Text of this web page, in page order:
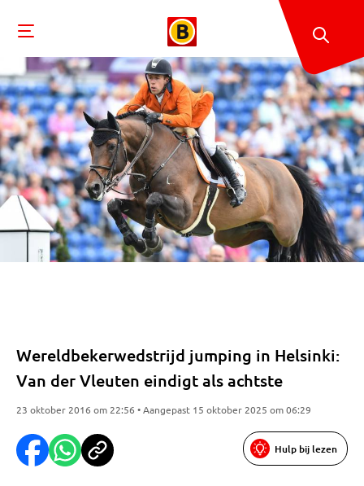
Wereldbekerwedstrijd jumping in Helsinki:
Van der Vleuten eindigt als achtste
23 oktober 2016 om 22:56 • Aangepast 15 oktober 2025 om 06:29
Hulp bij lezen